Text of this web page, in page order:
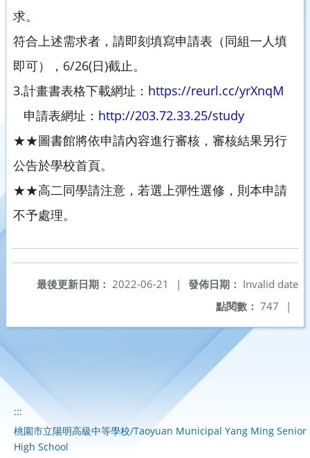
求。
符合上述需求者，請即刻填寫申請表（同組一人填
即可），6/26(日)截止。
3.計畫書表格下載網址： https://reurl.cc/yrXnqM
申請表網址： http://203.72.33.25/study
★★圖書館將依申請內容進行審核，審核結果另行
公告於學校首頁。
★★高二同學請注意，若選上彈性選修，則本申請
不予處理。
發佈日期： Invalid date
最後更新日期： 2022-06-21
|
點閱數： 747 |
:::
桃園市立陽明高級中等學校/Taoyuan Municipal Yang Ming Senior
High School